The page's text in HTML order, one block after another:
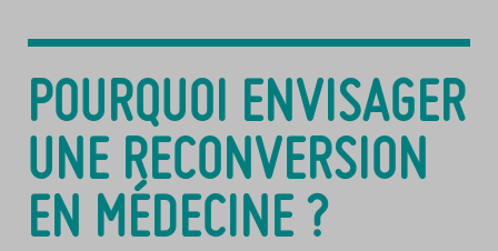
POURQUOI ENVISAGER
UNE RECONVERSION
EN MÉDECINE ?